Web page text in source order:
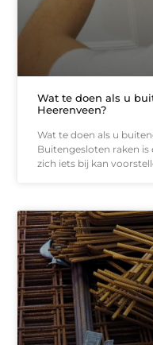
Wat te doen als u
Heerenveen?
Wat te doen als u
Buitengesloten raken is
zich iets bij kan